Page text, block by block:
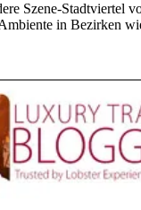
Szene-Stadtviertel
in Bezirken